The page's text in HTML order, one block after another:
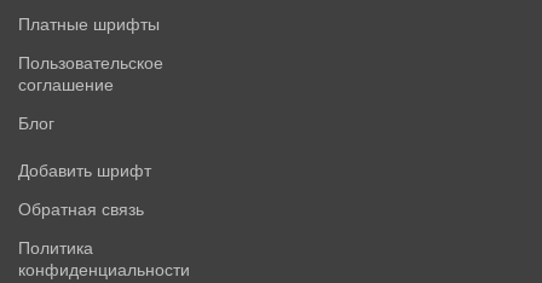
Платные шрифты
Пользовательское
соглашение
Блог
Добавить шрифт
Обратная связь
Политика
конфиденциальности